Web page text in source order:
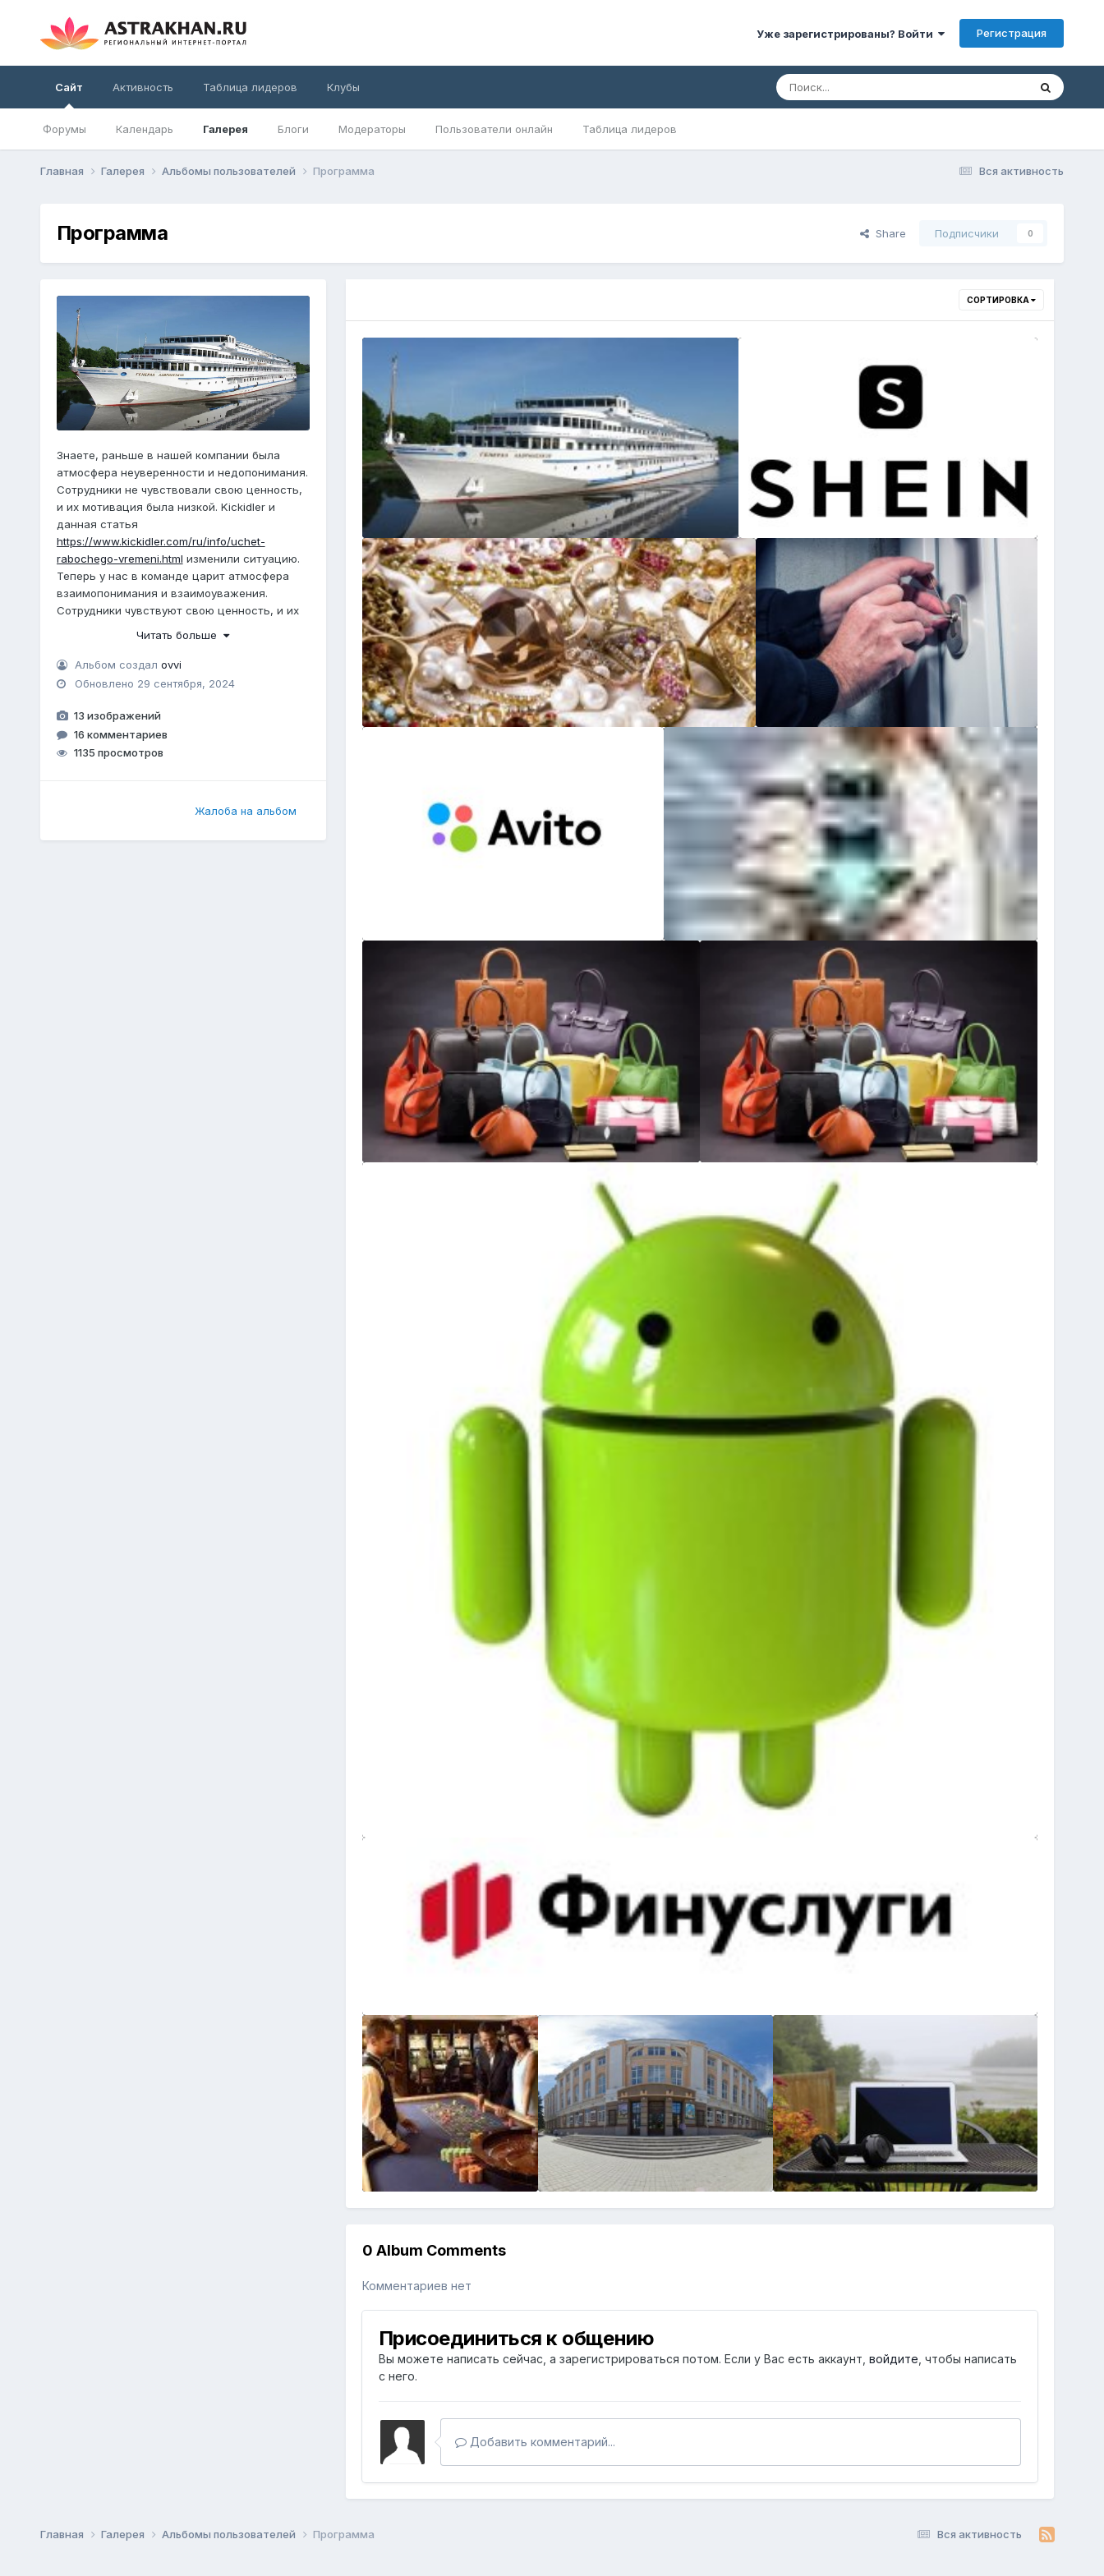
Уже зарегистрированы? Войти Регистрация
Сайт
Форумы Календарь Галерея Блоги Модераторы Пользователи онлайн Таблица лидеров
Активность Таблица лидеров Клубы
Вся активность
Главная Галерея Альбомы пользователей Программа
Программа Share Подписчики 0
Знаете, раньше в нашей компании была
атмосфера неуверенности и недопонимания.
Сотрудники не чувствовали свою ценность,
и их мотивация была низкой. Kickidler и
данная статья
https://www.kickidler.com/ru/info/uchet-
rabochego-vremeni.html изменили ситуацию.
Теперь у нас в команде царит атмосфера
взаимопонимания и взаимоуважения.
Сотрудники чувствуют свою ценность, и их
смог создать такую атмосферу в своей
компании, и Kickidler помог мне в этом
Читать больше
Альбом создал ovvi
Обновлено 29 сентября, 2024
13 изображений
16 комментариев
1135 просмотров
Жалоба на альбом
СОРТИРОВКА
0 Album Comments
Комментариев нет
Присоединиться к общению
Вы можете написать сейчас, а зарегистрироваться потом. Если у Вас есть аккаунт, войдите , чтобы написать
с него.
Добавить комментарий...
Вся активность
Главная Галерея Альбомы пользователей Программа